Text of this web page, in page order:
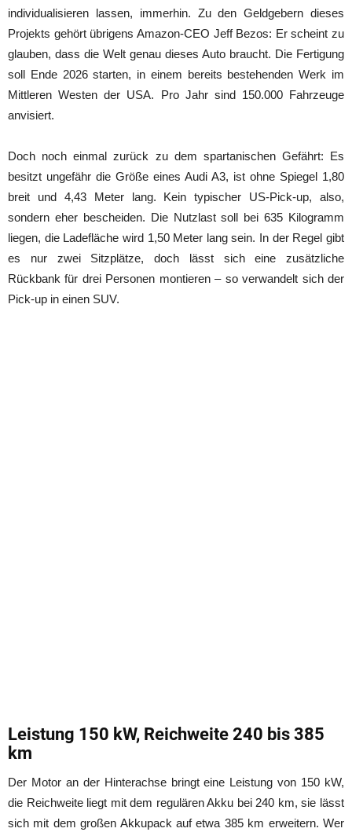
individualisieren lassen, immerhin. Zu den Geldgebern dieses
Projekts gehört übrigens Amazon-CEO Jeff Bezos: Er scheint zu
glauben, dass die Welt genau dieses Auto braucht. Die Fertigung
soll Ende 2026 starten, in einem bereits bestehenden Werk im
Mittleren Westen der USA. Pro Jahr sind 150.000 Fahrzeuge
anvisiert.
Doch noch einmal zurück zu dem spartanischen Gefährt: Es
besitzt ungefähr die Größe eines Audi A3, ist ohne Spiegel 1,80
breit und 4,43 Meter lang. Kein typischer US-Pick-up, also,
sondern eher bescheiden. Die Nutzlast soll bei 635 Kilogramm
liegen, die Ladefläche wird 1,50 Meter lang sein. In der Regel gibt
es nur zwei Sitzplätze, doch lässt sich eine zusätzliche
Rückbank für drei Personen montieren – so verwandelt sich der
Pick-up in einen SUV.
Leistung 150 kW, Reichweite 240 bis 385
km
Der Motor an der Hinterachse bringt eine Leistung von 150 kW,
die Reichweite liegt mit dem regulären Akku bei 240 km, sie lässt
sich mit dem großen Akkupack auf etwa 385 km erweitern. Wer